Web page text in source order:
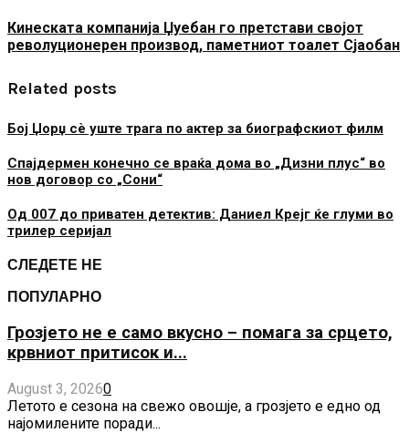
Кинеската компанија Џуебан го претстави својот
револуционерен производ, паметниот тоалет Сјаобан
Related posts
Бој Џорџ сè уште трага по актер за биографскиот филм
Спајдермен конечно се враќа дома во „Дизни плус“ во
нов договор со „Сони“
Од 007 до приватен детектив: Даниел Крејг ќе глуми во
трилер серијал
СЛЕДЕТЕ НЕ
ПОПУЛАРНО
Грозјето не е само вкусно – помага за срцето,
крвниот притисок и...
August 3, 20260
Летото е сезона на свежо овошје, а грозјето е едно од
најомилените поради...